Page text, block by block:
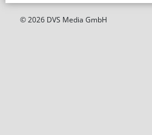
© 2026 DVS Media GmbH